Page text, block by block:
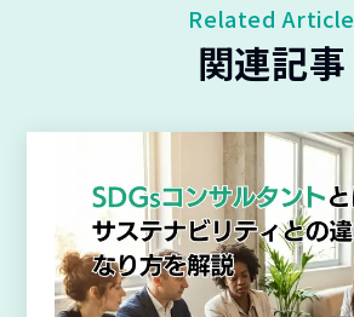
Related Article
関連記事